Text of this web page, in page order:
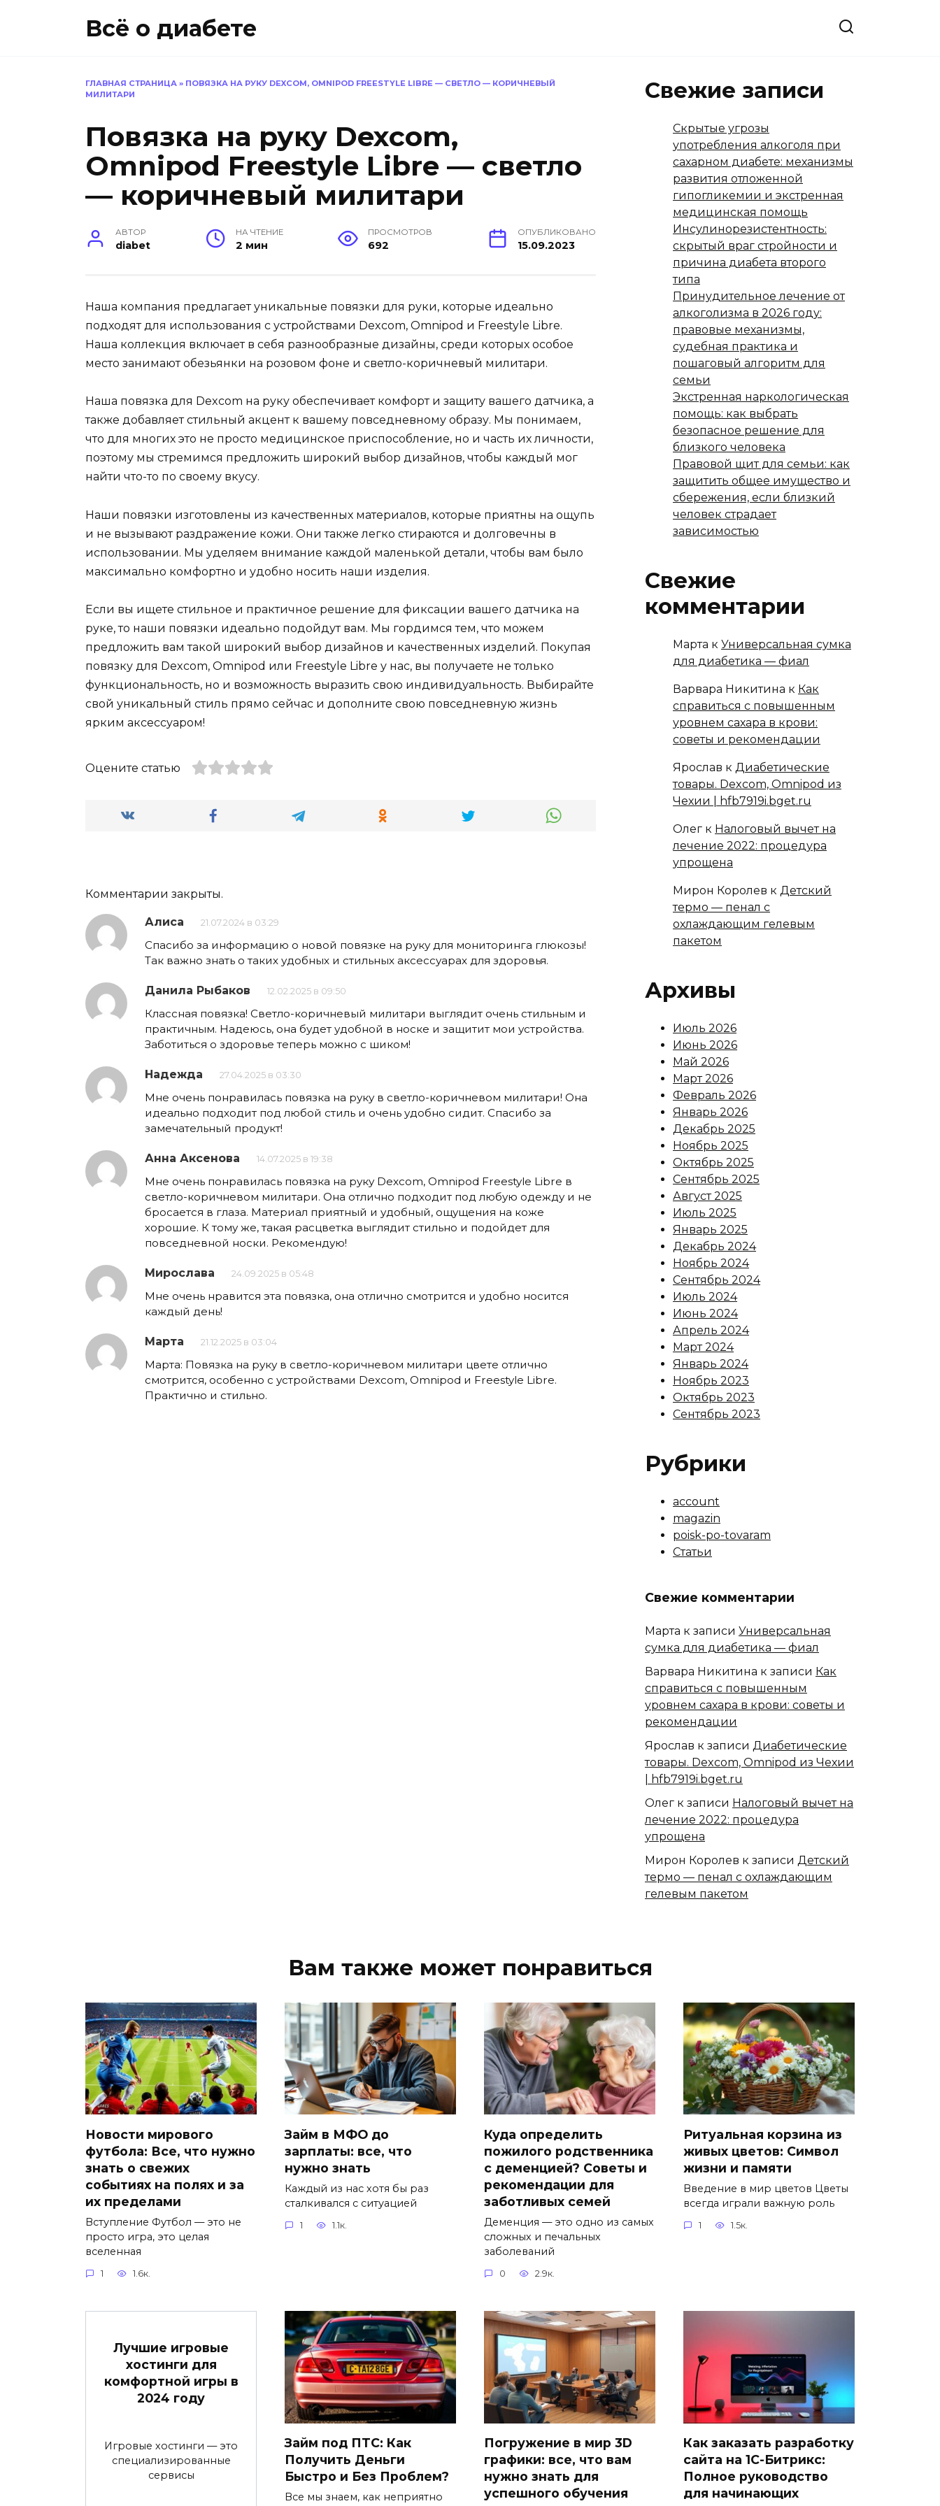
Всё о диабете
ГЛАВНАЯ СТРАНИЦА » ПОВЯЗКА НА РУКУ DEXCOM, OMNIPOD FREESTYLE LIBRE — СВЕТЛО — КОРИЧНЕВЫЙ
МИЛИТАРИ
Повязка на руку Dexcom,
Omnipod Freestyle Libre — светло
— коричневый милитари
АВТОР
diabet
НА ЧТЕНИЕ
2 мин
ПРОСМОТРОВ
692
ОПУБЛИКОВАНО
15.09.2023
Наша компания предлагает уникальные повязки для руки, которые идеально
подходят для использования с устройствами Dexcom, Omnipod и Freestyle Libre.
Наша коллекция включает в себя разнообразные дизайны, среди которых особое
место занимают обезьянки на розовом фоне и светло-коричневый милитари.
Наша повязка для Dexcom на руку обеспечивает комфорт и защиту вашего датчика, а
также добавляет стильный акцент к вашему повседневному образу. Мы понимаем,
что для многих это не просто медицинское приспособление, но и часть их личности,
поэтому мы стремимся предложить широкий выбор дизайнов, чтобы каждый мог
найти что-то по своему вкусу.
Наши повязки изготовлены из качественных материалов, которые приятны на ощупь
и не вызывают раздражение кожи. Они также легко стираются и долговечны в
использовании. Мы уделяем внимание каждой маленькой детали, чтобы вам было
максимально комфортно и удобно носить наши изделия.
Если вы ищете стильное и практичное решение для фиксации вашего датчика на
руке, то наши повязки идеально подойдут вам. Мы гордимся тем, что можем
предложить вам такой широкий выбор дизайнов и качественных изделий. Покупая
повязку для Dexcom, Omnipod или Freestyle Libre у нас, вы получаете не только
функциональность, но и возможность выразить свою индивидуальность. Выбирайте
свой уникальный стиль прямо сейчас и дополните свою повседневную жизнь
ярким аксессуаром!
Оцените статью
Комментарии закрыты.
Алиса 21.07.2024 в 03:29
Спасибо за информацию о новой повязке на руку для мониторинга глюкозы!
Так важно знать о таких удобных и стильных аксессуарах для здоровья.
Данила Рыбаков 12.02.2025 в 09:50
Классная повязка! Светло-коричневый милитари выглядит очень стильным и
практичным. Надеюсь, она будет удобной в носке и защитит мои устройства.
Заботиться о здоровье теперь можно с шиком!
Надежда 27.04.2025 в 03:30
Мне очень понравилась повязка на руку в светло-коричневом милитари! Она
идеально подходит под любой стиль и очень удобно сидит. Спасибо за
замечательный продукт!
Анна Аксенова 14.07.2025 в 19:38
Мне очень понравилась повязка на руку Dexcom, Omnipod Freestyle Libre в
светло-коричневом милитари. Она отлично подходит под любую одежду и не
бросается в глаза. Материал приятный и удобный, ощущения на коже
хорошие. К тому же, такая расцветка выглядит стильно и подойдет для
повседневной носки. Рекомендую!
Мирослава 24.09.2025 в 05:48
Мне очень нравится эта повязка, она отлично смотрится и удобно носится
каждый день!
Марта 21.12.2025 в 03:04
Марта: Повязка на руку в светло-коричневом милитари цвете отлично
смотрится, особенно с устройствами Dexcom, Omnipod и Freestyle Libre.
Практично и стильно.
Свежие записи
Скрытые угрозы
употребления алкоголя при
сахарном диабете: механизмы
развития отложенной
гипогликемии и экстренная
медицинская помощь
Инсулинорезистентность:
скрытый враг стройности и
причина диабета второго
типа
Принудительное лечение от
алкоголизма в 2026 году:
правовые механизмы,
судебная практика и
пошаговый алгоритм для
семьи
Экстренная наркологическая
помощь: как выбрать
безопасное решение для
близкого человека
Правовой щит для семьи: как
защитить общее имущество и
сбережения, если близкий
человек страдает
зависимостью
Свежие
комментарии
Марта к Универсальная сумка
для диабетика — фиал
Варвара Никитина к Как
справиться с повышенным
уровнем сахара в крови:
советы и рекомендации
Ярослав к Диабетические
товары. Dexcom, Omnipod из
Чехии | hfb7919i.bget.ru
Олег к Налоговый вычет на
лечение 2022: процедура
упрощена
Мирон Королев к Детский
термо — пенал с
охлаждающим гелевым
пакетом
Архивы
Июль 2026
Июнь 2026
Май 2026
Март 2026
Февраль 2026
Январь 2026
Декабрь 2025
Ноябрь 2025
Октябрь 2025
Сентябрь 2025
Август 2025
Июль 2025
Январь 2025
Декабрь 2024
Ноябрь 2024
Сентябрь 2024
Июль 2024
Июнь 2024
Апрель 2024
Март 2024
Январь 2024
Ноябрь 2023
Октябрь 2023
Сентябрь 2023
Рубрики
account
magazin
poisk-po-tovaram
Статьи
Свежие комментарии
Марта к записи Универсальная
сумка для диабетика — фиал
Варвара Никитина к записи Как
справиться с повышенным
уровнем сахара в крови: советы и
рекомендации
Ярослав к записи Диабетические
товары. Dexcom, Omnipod из Чехии
| hfb7919i.bget.ru
Олег к записи Налоговый вычет на
лечение 2022: процедура
упрощена
Мирон Королев к записи Детский
термо — пенал с охлаждающим
гелевым пакетом
Вам также может понравиться
Новости мирового
футбола: Все, что нужно
знать о свежих
событиях на полях и за
их пределами
Вступление Футбол — это не
просто игра, это целая
вселенная
1 1.6к.
Займ в МФО до
зарплаты: все, что
нужно знать
Каждый из нас хотя бы раз
сталкивался с ситуацией
1 1.1к.
Куда определить
пожилого родственника
с деменцией? Советы и
рекомендации для
заботливых семей
Деменция — это одно из самых
сложных и печальных
заболеваний
0 2.9к.
Ритуальная корзина из
живых цветов: Символ
жизни и памяти
Введение в мир цветов Цветы
всегда играли важную роль
1 1.5к.
Лучшие игровые
хостинги для
комфортной игры в
2024 году
Игровые хостинги — это
специализированные
сервисы
Займ под ПТС: Как
Получить Деньги
Быстро и Без Проблем?
Все мы знаем, как неприятно
Погружение в мир 3D
графики: все, что вам
нужно знать для
успешного обучения
Как заказать разработку
сайта на 1С-Битрикс:
Полное руководство
для начинающих